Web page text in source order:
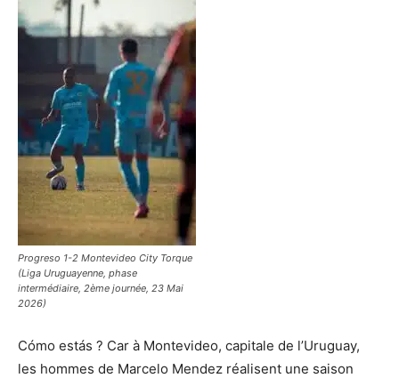
Progreso 1-2 Montevideo City Torque
(Liga Uruguayenne, phase
intermédiaire, 2ème journée, 23 Mai
2026)
Cómo estás ? Car à Montevideo, capitale de l’Uruguay,
les hommes de Marcelo Mendez réalisent une saison